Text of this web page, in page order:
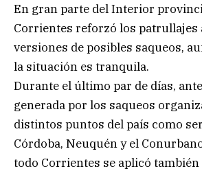
En gran parte del Interior
Corrientes reforzó los patrullajes
versiones de posibles saqueos,
la situación es tranquila.
Durante el último par de días,
generada por los saqueos
distintos puntos del país como
Córdoba, Neuquén y el
todo Corrientes se aplicó